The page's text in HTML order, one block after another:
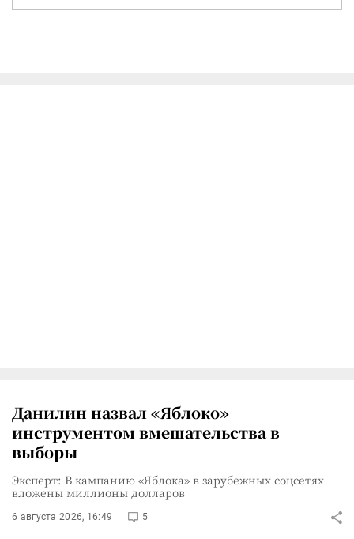
Данилин назвал «Яблоко»
инструментом вмешательства в
выборы
Эксперт: В кампанию «Яблока» в зарубежных соцсетях
вложены миллионы долларов
6 августа 2026, 16:49 5